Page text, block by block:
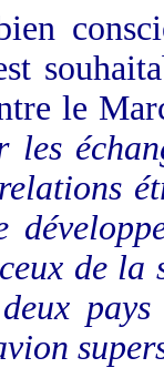
le
les
de